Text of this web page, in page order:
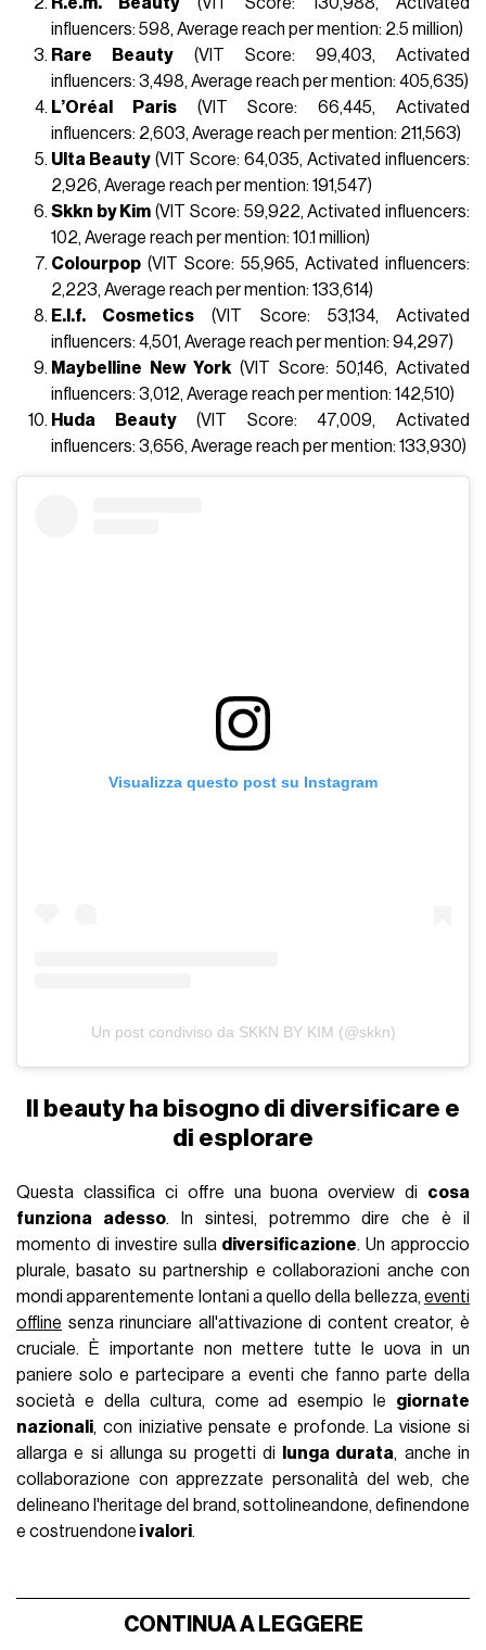
influencers: 598, Average reach per mention: 2.5 million)
Rare Beauty (VIT Score: 99,403, Activated
influencers: 3,498, Average reach per mention: 405,635)
L’Oréal Paris(VIT Score: 66,445, Activated
influencers: 2,603, Average reach per mention: 211,563)
Ulta Beauty (VIT Score: 64,035, Activated influencers:
2,926, Average reach per mention: 191,547)
Skkn by Kim (VIT Score: 59,922, Activated influencers:
102, Average reach per mention: 10.1 million)
Colourpop (VIT Score: 55,965, Activated influencers:
2,223, Average reach per mention: 133,614)
E.l.f. Cosmetics (VIT Score: 53,134, Activated
influencers: 4,501, Average reach per mention: 94,297)
Maybelline New York (VIT Score: 50,146, Activated
influencers: 3,012, Average reach per mention: 142,510)
Huda Beauty(VIT Score: 47,009, Activated
influencers: 3,656, Average reach per mention: 133,930)
Visualizza questo post su Instagram
Un post condiviso da SKKN BY KIM (@skkn)
Il beauty ha bisogno di diversificare e
di esplorare
Questa classifica ci offre una buona overview di cosa
funziona adesso. In sintesi, potremmo dire che è il
momento di investire sulla diversificazione. Un approccio
plurale, basato su partnership e collaborazioni anche con
mondi apparentemente lontani a quello della bellezza, eventi
offline senza rinunciare all'attivazione di content creator, è
cruciale. È importante non mettere tutte le uova in un
paniere solo e partecipare a eventi che fanno parte della
società e della cultura, come ad esempio le giornate
nazionali, con iniziative pensate e profonde. La visione si
allarga e si allunga su progetti di
lunga durata, anche in
collaborazione con apprezzate personalità del web, che
delineano l'heritage del brand, sottolineandone, definendone
e costruendone i valori.
CONTINUA A LEGGERE